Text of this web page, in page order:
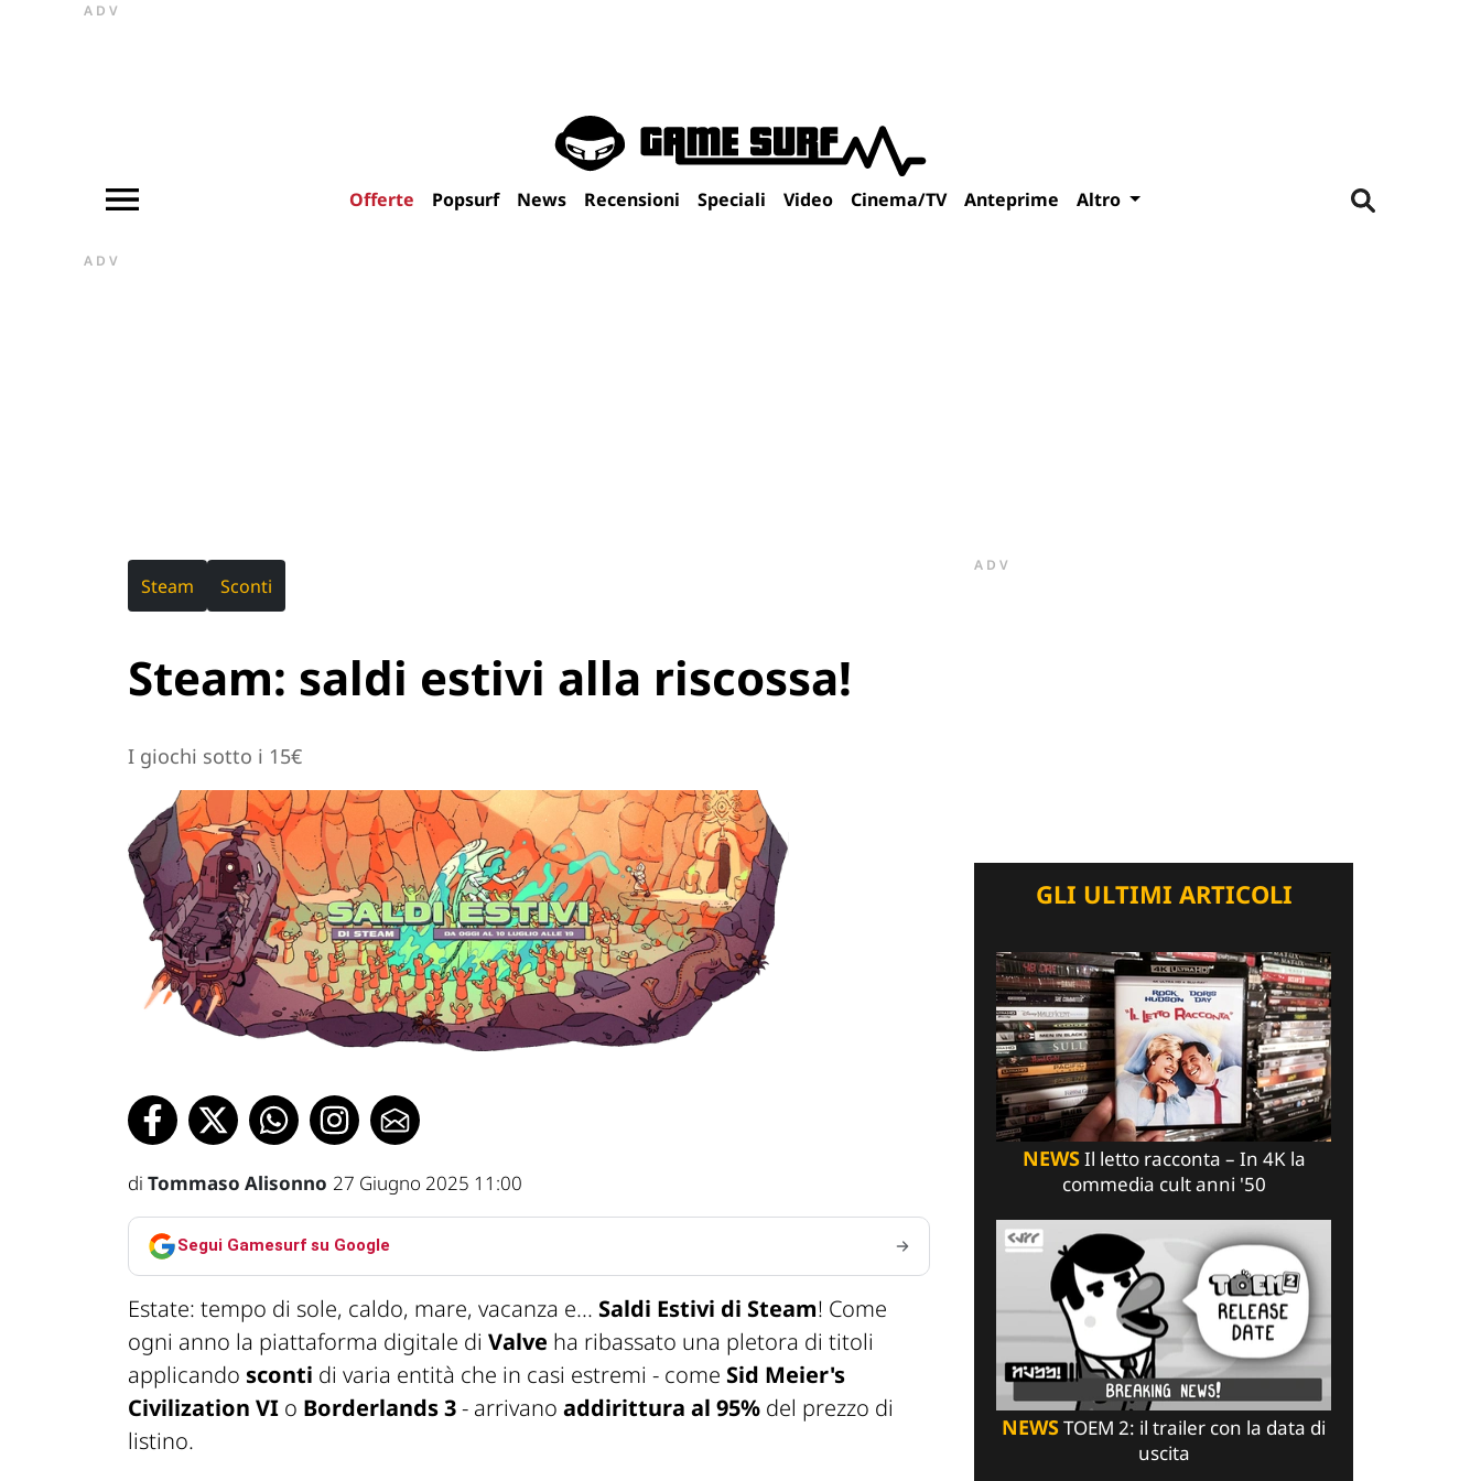
ADV
Offerte Popsurf News Recensioni Speciali Video Cinema/TV Anteprime Altro
ADV
Steam Sconti
Steam: saldi estivi alla riscossa!
I giochi sotto i 15€
di Tommaso Alisonno 27 Giugno 2025 11:00
Segui Gamesurf su Google
Estate: tempo di sole, caldo, mare, vacanza e... Saldi Estivi di Steam! Come
ogni anno la piattaforma digitale di Valve ha ribassato una pletora di titoli
applicando sconti di varia entità che in casi estremi - come Sid Meier's
Civilization VI o Borderlands 3- arrivano addirittura al 95% del prezzo di
listino.
ADV
GLI ULTIMI ARTICOLI
NEWSIl letto racconta – In 4K la
commedia cult anni '50
NEWSTOEM 2: il trailer con la data di
uscita